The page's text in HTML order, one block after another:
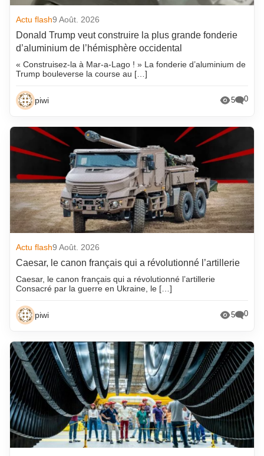
Actu flash9 Août. 2026
Donald Trump veut construire la plus grande fonderie
d’aluminium de l’hémisphère occidental
« Construisez-la à Mar-a-Lago ! » La fonderie d’aluminium de
Trump bouleverse la course au […]
piwi 5 0
Actu flash9 Août. 2026
Caesar, le canon français qui a révolutionné l’artillerie
Caesar, le canon français qui a révolutionné l’artillerie
Consacré par la guerre en Ukraine, le […]
piwi 5 0